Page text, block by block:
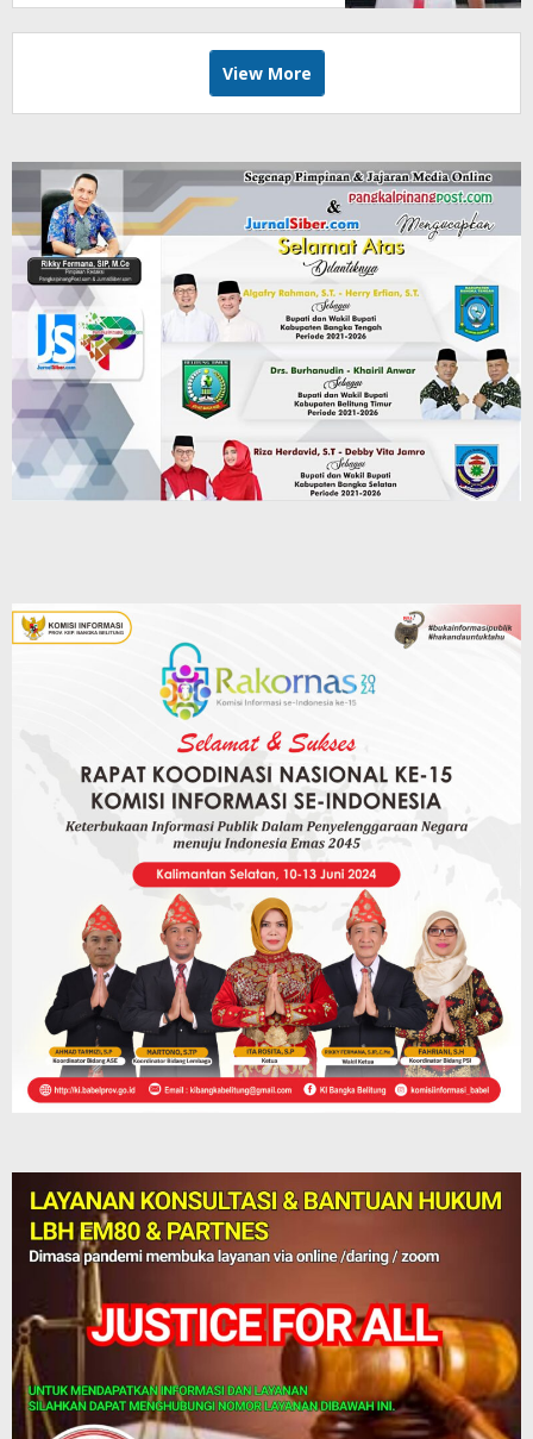
View More